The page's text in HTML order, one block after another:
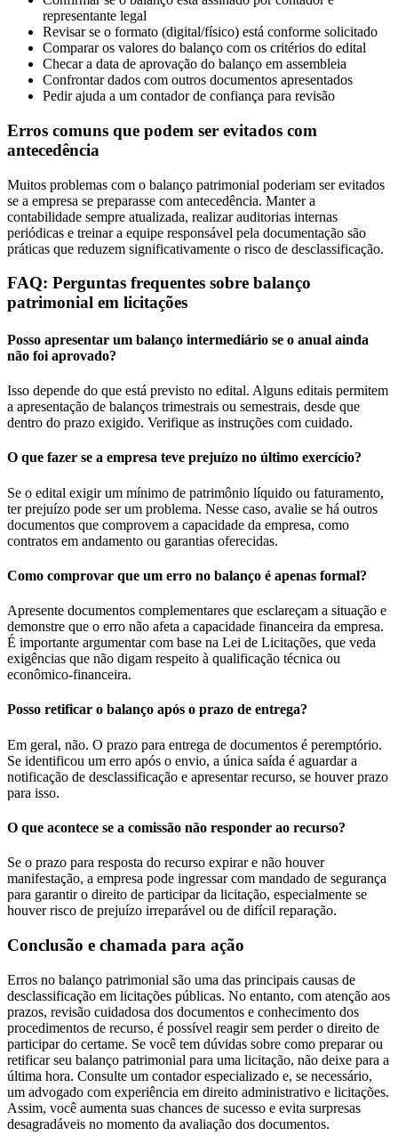
representante legal
Revisar se o formato (digital/físico) está conforme solicitado
Comparar os valores do balanço com os critérios do edital
Checar a data de aprovação do balanço em assembleia
Confrontar dados com outros documentos apresentados
Pedir ajuda a um contador de confiança para revisão
Erros comuns que podem ser evitados com
antecedência
Muitos problemas com o balanço patrimonial poderiam ser evitados
se a empresa se preparasse com antecedência. Manter a
contabilidade sempre atualizada, realizar auditorias internas
periódicas e treinar a equipe responsável pela documentação são
práticas que reduzem significativamente o risco de desclassificação.
FAQ: Perguntas frequentes sobre balanço
patrimonial em licitações
Posso apresentar um balanço intermediário se o anual ainda
não foi aprovado?
Isso depende do que está previsto no edital. Alguns editais permitem
a apresentação de balanços trimestrais ou semestrais, desde que
dentro do prazo exigido. Verifique as instruções com cuidado.
O que fazer se a empresa teve prejuízo no último exercício?
Se o edital exigir um mínimo de patrimônio líquido ou faturamento,
ter prejuízo pode ser um problema. Nesse caso, avalie se há outros
documentos que comprovem a capacidade da empresa, como
contratos em andamento ou garantias oferecidas.
Como comprovar que um erro no balanço é apenas formal?
Apresente documentos complementares que esclareçam a situação e
demonstre que o erro não afeta a capacidade financeira da empresa.
É importante argumentar com base na Lei de Licitações, que veda
exigências que não digam respeito à qualificação técnica ou
econômico-financeira.
Posso retificar o balanço após o prazo de entrega?
Em geral, não. O prazo para entrega de documentos é peremptório.
Se identificou um erro após o envio, a única saída é aguardar a
notificação de desclassificação e apresentar recurso, se houver prazo
para isso.
O que acontece se a comissão não responder ao recurso?
Se o prazo para resposta do recurso expirar e não houver
manifestação, a empresa pode ingressar com mandado de segurança
para garantir o direito de participar da licitação, especialmente se
houver risco de prejuízo irreparável ou de difícil reparação.
Conclusão e chamada para ação
Erros no balanço patrimonial são uma das principais causas de
desclassificação em licitações públicas. No entanto, com atenção aos
prazos, revisão cuidadosa dos documentos e conhecimento dos
procedimentos de recurso, é possível reagir sem perder o direito de
participar do certame. Se você tem dúvidas sobre como preparar ou
retificar seu balanço patrimonial para uma licitação, não deixe para a
última hora. Consulte um contador especializado e, se necessário,
um advogado com experiência em direito administrativo e licitações.
Assim, você aumenta suas chances de sucesso e evita surpresas
desagradáveis no momento da avaliação dos documentos.